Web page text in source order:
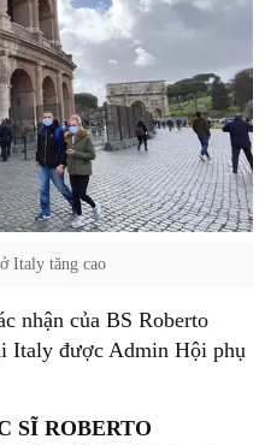
Italy tăng cao
nhận của BS Roberto
Italy được Admin Hội phụ
SĨ ROBERTO